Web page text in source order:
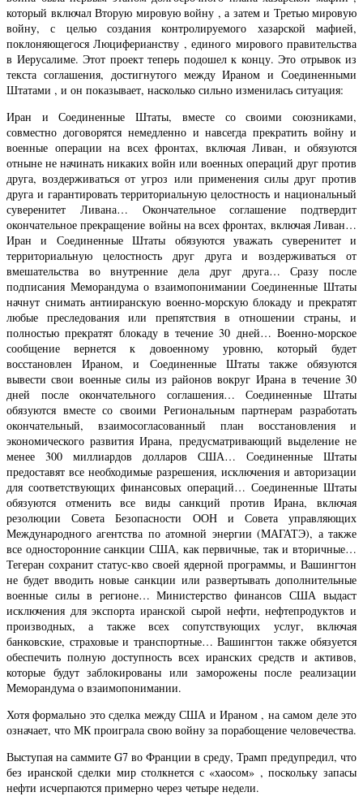
который включал Вторую мировую войну , а затем и Третью мировую
войну, с целью создания контролируемого хазарской мафией,
поклоняющегося Люциферианству , единого мирового правительства
в Иерусалиме. Этот проект теперь подошел к концу. Это отрывок из
текста соглашения, достигнутого между Ираном и Соединенными
Штатами , и он показывает, насколько сильно изменилась ситуация:
Иран и Соединенные Штаты, вместе со своими союзниками,
совместно договорятся немедленно и навсегда прекратить войну и
военные операции на всех фронтах, включая Ливан, и обязуются
отныне не начинать никаких войн или военных операций друг против
друга, воздерживаться от угроз или применения силы друг против
друга и гарантировать территориальную целостность и национальный
суверенитет Ливана… Окончательное соглашение подтвердит
окончательное прекращение войны на всех фронтах, включая Ливан…
Иран и Соединенные Штаты обязуются уважать суверенитет и
территориальную целостность друг друга и воздерживаться от
вмешательства во внутренние дела друг друга… Сразу после
подписания Меморандума о взаимопонимании Соединенные Штаты
начнут снимать антииранскую военно-морскую блокаду и прекратят
любые преследования или препятствия в отношении страны, и
полностью прекратят блокаду в течение 30 дней… Военно-морское
сообщение вернется к довоенному уровню, который будет
восстановлен Ираном, и Соединенные Штаты также обязуются
вывести свои военные силы из районов вокруг Ирана в течение 30
дней после окончательного соглашения… Соединенные Штаты
обязуются вместе со своими Региональным партнерам разработать
окончательный, взаимосогласованный план восстановления и
экономического развития Ирана, предусматривающий выделение не
менее 300 миллиардов долларов США… Соединенные Штаты
предоставят все необходимые разрешения, исключения и авторизации
для соответствующих финансовых операций… Соединенные Штаты
обязуются отменить все виды санкций против Ирана, включая
резолюции Совета Безопасности ООН и Совета управляющих
Международного агентства по атомной энергии (МАГАТЭ), а также
все односторонние санкции США, как первичные, так и вторичные…
Тегеран сохранит статус-кво своей ядерной программы, и Вашингтон
не будет вводить новые санкции или развертывать дополнительные
военные силы в регионе… Министерство финансов США выдаст
исключения для экспорта иранской сырой нефти, нефтепродуктов и
производных, а также всех сопутствующих услуг, включая
банковские, страховые и транспортные… Вашингтон также обязуется
обеспечить полную доступность всех иранских средств и активов,
которые будут заблокированы или заморожены после реализации
Меморандума о взаимопонимании.
Хотя формально это сделка между США и Ираном , на самом деле это
означает, что МК проиграла свою войну за порабощение человечества.
Выступая на саммите G7 во Франции в среду, Трамп предупредил, что
без иранской сделки мир столкнется с «хаосом» , поскольку запасы
нефти исчерпаются примерно через четыре недели.